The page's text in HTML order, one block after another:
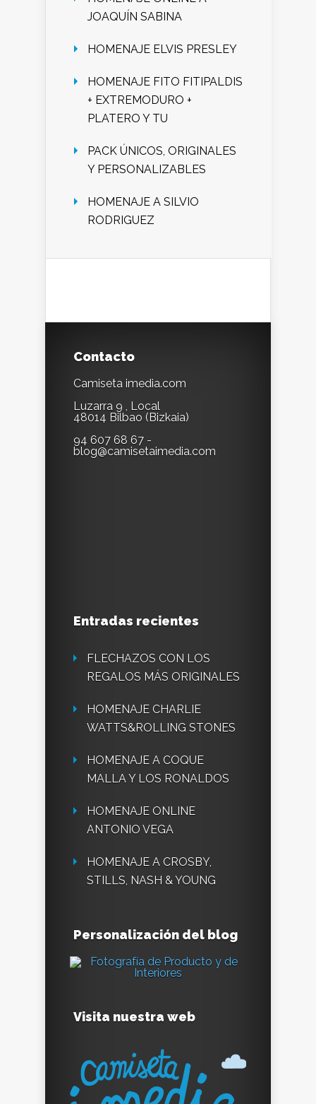
JOAQUÍN SABINA
HOMENAJE ELVIS PRESLEY
HOMENAJE FITO FITIPALDIS
+ EXTREMODURO +
PLATERO Y TU
PACK ÚNICOS, ORIGINALES
Y PERSONALIZABLES
HOMENAJE A SILVIO
RODRIGUEZ
Contacto
Camiseta imedia.com
Luzarra 9 , Local
48014 Bilbao (Bizkaia)
94 607 68 67 -
blog@camisetaimedia.com
Entradas recientes
FLECHAZOS CON LOS
REGALOS MÁS ORIGINALES
HOMENAJE CHARLIE
WATTS&ROLLING STONES
HOMENAJE A COQUE
MALLA Y LOS RONALDOS
HOMENAJE ONLINE
ANTONIO VEGA
HOMENAJE A CROSBY,
STILLS, NASH & YOUNG
Personalización del blog
Visita nuestra web